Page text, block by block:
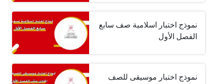
نموذج اختبار اسلامية صف سابع
الفصل الأول
نموذج اختبار موسيقى للصف